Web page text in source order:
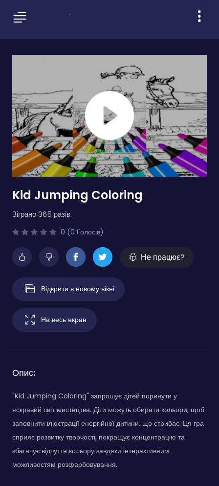
Kid Jumping Coloring
Зіграно 365 разів.
0 (0 Голосів)
Не працює?
Відкрити в новому вікні
На весь екран
Опис:
"Kid Jumping Coloring" запрошує дітей поринути у
яскравий світ мистецтва. Діти можуть обирати кольори, щоб
заповнити ілюстрації енергійної дитини, що стрибає. Ця гра
сприяє розвитку творчості, покращує концентрацію та
збагачує відчуття кольору завдяки інтерактивним
можливостям розфарбовування.